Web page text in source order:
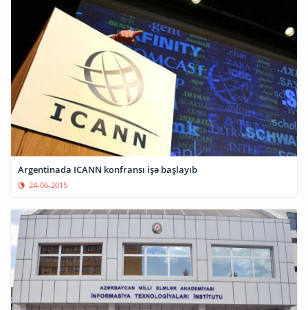
Argentinada ICANN konfransı işə başlayıb
24-06-2015